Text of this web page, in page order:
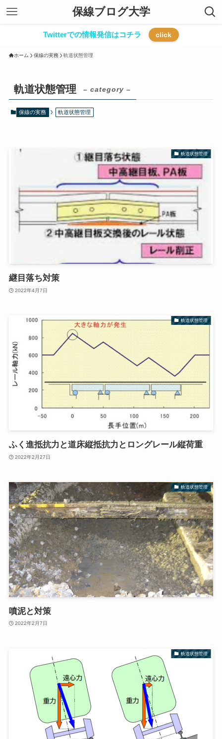
保線ブログ大学
Twitterでの情報発信はコチラ click
ホーム 保線の実務 軌道状態管理
軌道状態管理 – category –
保線の実務 軌道状態管理
軌道状態管理
継目落ち対策
2022年4月7日
軌道状態管理
ふく進抵抗力と道床縦抵抗力とロングレール縦荷重
2022年2月27日
軌道状態管理
噴泥と対策
2022年2月7日
軌道状態管理